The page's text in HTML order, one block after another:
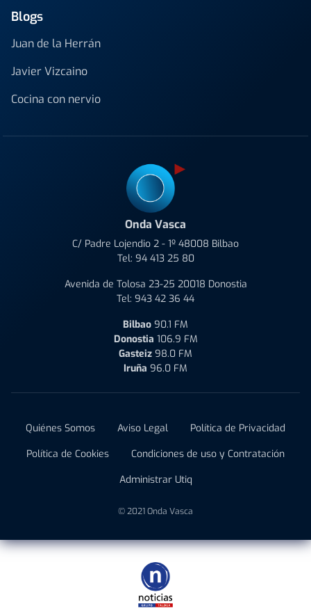
Blogs
Juan de la Herrán
Javier Vizcaino
Cocina con nervio
Onda Vasca
C/ Padre Lojendio 2 - 1º 48008 Bilbao
Tel: 94 413 25 80
Avenida de Tolosa 23-25 20018 Donostia
Tel: 943 42 36 44
Bilbao 90.1 FM
Donostia 106.9 FM
Gasteiz 98.0 FM
Iruña 96.0 FM
Quiénes Somos Aviso Legal
Política de Privacidad
Política de Cookies
Condiciones de uso y Contratación
Administrar Utiq
© 2021 Onda Vasca